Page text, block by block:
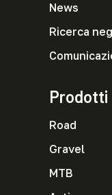
News
Ricerca
Prodotti
Road
Gravel
MTB